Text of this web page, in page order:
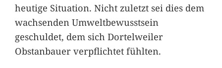
heutige Situation. Nicht zuletzt sei dies dem
wachsenden Umweltbewusstsein
geschuldet, dem sich Dortelweiler
Obstanbauer verpflichtet fühlten.